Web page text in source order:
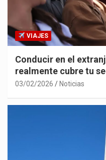
VIAJES
Conducir en el
realmente cubre tu
03/02/2026 Noticias